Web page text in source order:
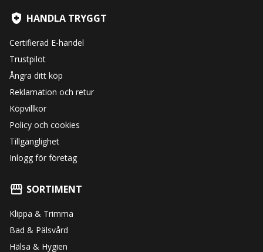
HANDLA TRYGGT
Certifierad E-handel
Trustpilot
Ångra ditt köp
Reklamation och retur
Köpvillkor
Policy och cookies
Tillgänglighet
Inlogg för företag
SORTIMENT
Klippa & Trimma
Bad & Pälsvård
Hälsa & Hygien